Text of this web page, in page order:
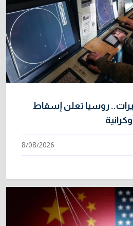
روسيا تعلن إسقاط
8/08/2026